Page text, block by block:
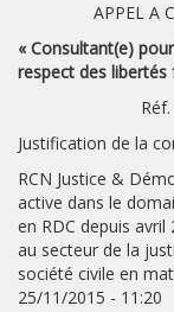
APPEL A
« Consultant(e)
respect des
Réf. : DAO-
Justification de la
RCN Justice &
active dans le
en RDC depuis avril
au secteur de la
société civile en
25/11/2015 - 11:20